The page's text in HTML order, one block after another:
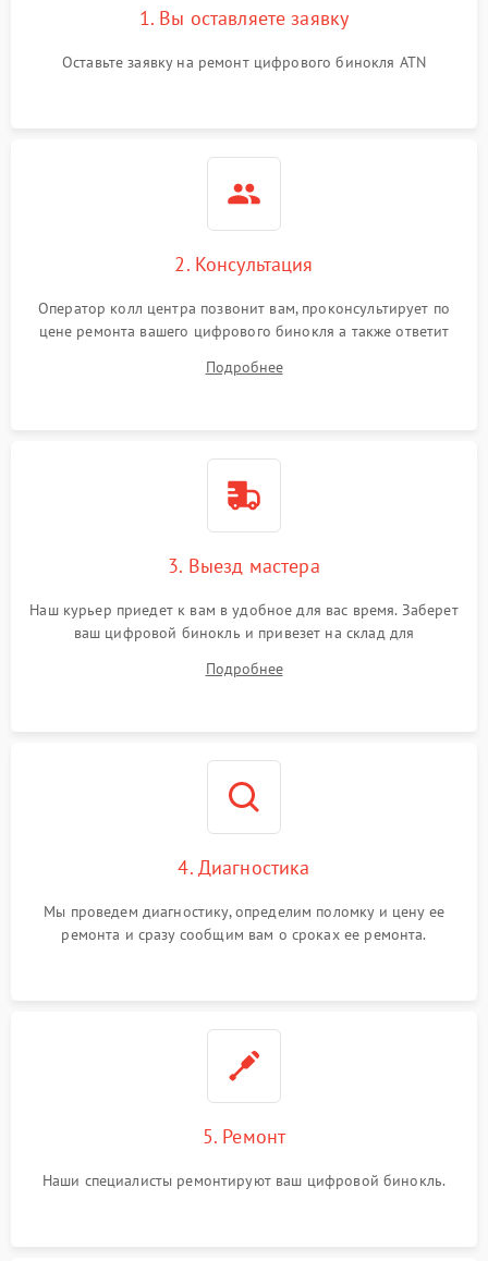
Перегрев устройства1. Вы оставляете заявку
Оставьте заявку на ремонт цифрового бинокля ATN
2. Консультация
Оператор колл центра позвонит вам, проконсультирует по
цене ремонта вашего цифрового бинокля а также ответит
Подробнее
3. Выезд мастера
Наш курьер приедет к вам в удобное для вас время. Заберет
ваш цифровой бинокль и привезет на склад для
Подробнее
4. Диагностика
Мы проведем диагностику, определим поломку и цену ее
ремонта и сразу сообщим вам о сроках ее ремонта.
5. Ремонт
Наши специалисты ремонтируют ваш цифровой бинокль.